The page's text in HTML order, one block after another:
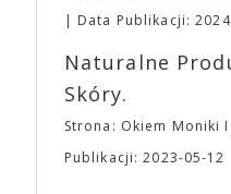
Data Publikacji:
Naturalne
Skóry.
Strona: Okiem Moniki I
Publikacji: 2023-05-12